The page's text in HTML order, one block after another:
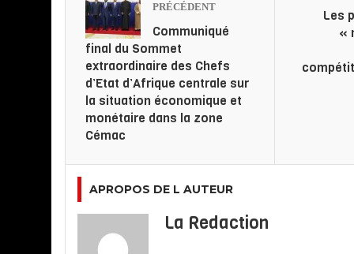
PRÉCÉDENT
Communiqué
final du Sommet
extraordinaire des Chefs
d’Etat d’Afrique centrale sur
la situation économique et
monétaire dans la zone
Cémac
Les
«
APROPOS DE L AUTEUR
La Redaction